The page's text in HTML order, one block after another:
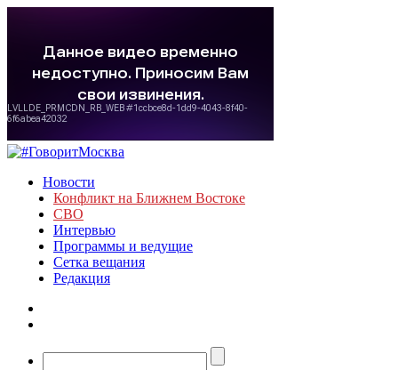
Новости
Конфликт на Ближнем Востоке
СВО
Интервью
Программы и ведущие
Сетка вещания
Редакция